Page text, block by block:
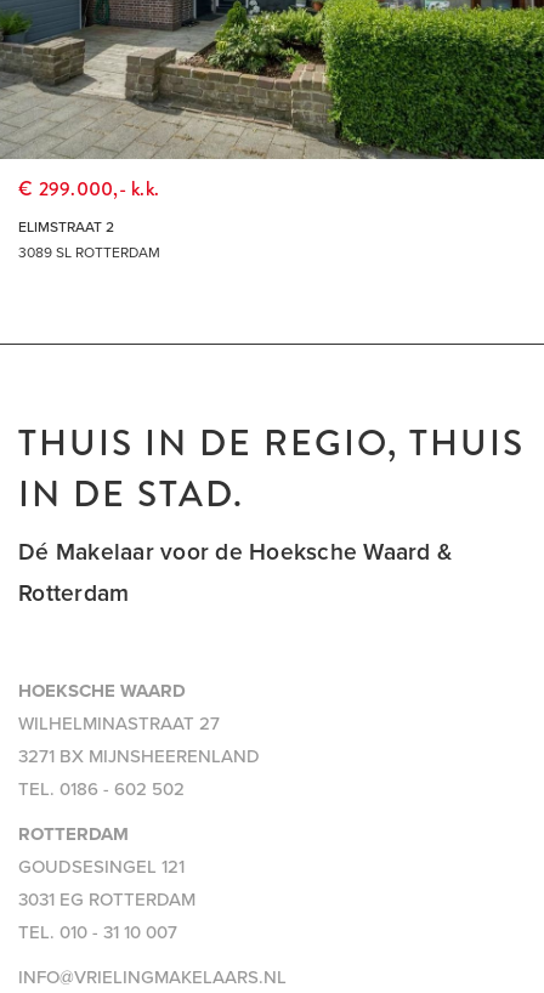
€ 299.000,- k.k.
ELIMSTRAAT 2
3089 SL ROTTERDAM
THUIS IN DE REGIO, THUIS
IN DE STAD.
Dé Makelaar voor de Hoeksche Waard &
Rotterdam
HOEKSCHE WAARD
WILHELMINASTRAAT 27
3271 BX MIJNSHEERENLAND
TEL. 0186 - 602 502
ROTTERDAM
GOUDSESINGEL 121
3031 EG ROTTERDAM
TEL. 010 - 31 10 007
INFO@VRIELINGMAKELAARS.NL